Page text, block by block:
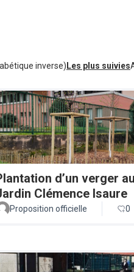
inverse) Les plus suivies
d’un verger au
Clémence Isaure
Proposition officielle 0